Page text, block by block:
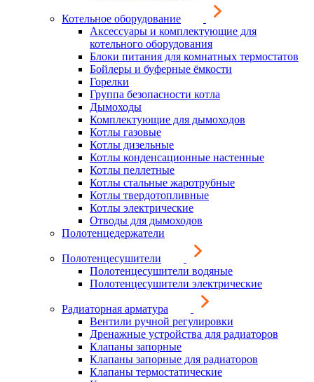
Котельное оборудование
Аксессуары и комплектующие для
котельного оборудования
Блоки питания для комнатных термостатов
Бойлеры и буферные ёмкости
Горелки
Группа безопасности котла
Дымоходы
Комплектующие для дымоходов
Котлы газовые
Котлы дизельные
Котлы конденсационные настенные
Котлы пеллетные
Котлы стальные жаротрубные
Котлы твердотопливные
Котлы электрические
Отводы для дымоходов
Полотенцедержатели
Полотенцесушители
Полотенцесушители водяные
Полотенцесушители электрические
Радиаторная арматура
Вентили ручной регулировки
Дренажные устройства для радиаторов
Клапаны запорные
Клапаны запорные для радиаторов
Клапаны термостатические